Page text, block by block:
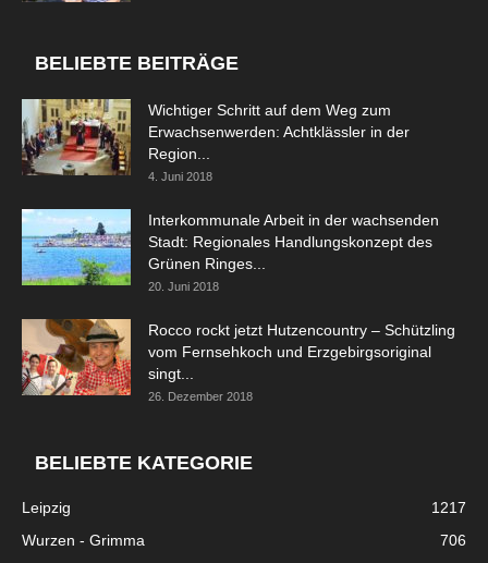
BELIEBTE BEITRÄGE
Wichtiger Schritt auf dem Weg zum
Erwachsenwerden: Achtklässler in der
Region...
4. Juni 2018
Interkommunale Arbeit in der wachsenden
Stadt: Regionales Handlungskonzept des
Grünen Ringes...
20. Juni 2018
Rocco rockt jetzt Hutzencountry – Schützling
vom Fernsehkoch und Erzgebirgsoriginal
singt...
26. Dezember 2018
BELIEBTE KATEGORIE
Leipzig
1217
Wurzen - Grimma
706